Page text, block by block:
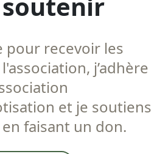
pour recevoir les
j’adhère
et je soutiens
en faisant un don.